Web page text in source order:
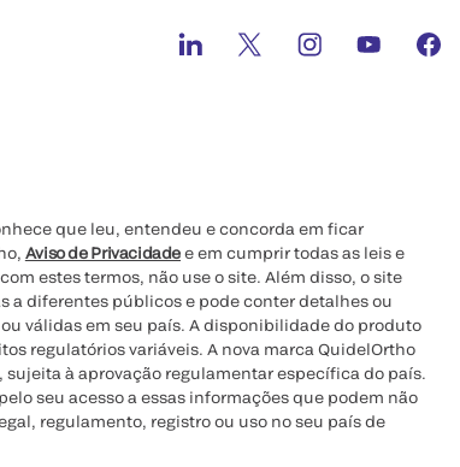
que leu, entendeu e concorda em ficar
Aviso de Privacidadee em cumprir todas as leis e
estes termos, não use o site. Além disso, o site
a diferentes públicos e pode conter detalhes ou
válidas em seu país. A disponibilidade do produto
regulatórios variáveis. A nova marca QuidelOrtho
à aprovação regulamentar específica do país.
seu acesso a essas informações que podem não
regulamento, registro ou uso no seu país de